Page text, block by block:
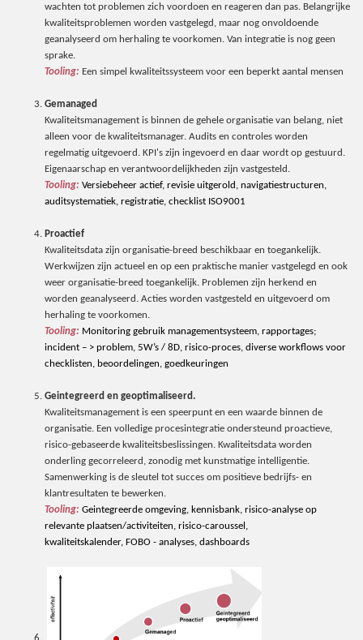
wachten tot problemen zich voordoen en reageren dan pas. Belangrijke
kwaliteitsproblemen worden vastgelegd, maar nog onvoldoende
geanalyseerd om herhaling te voorkomen. Van integratie is nog geen
sprake.
Tooling: Een simpel kwaliteitssysteem voor een beperkt aantal mensen
Gemanaged
Kwaliteitsmanagement is binnen de gehele organisatie van belang, niet
alleen voor de kwaliteitsmanager. Audits en controles worden
regelmatig uitgevoerd. KPI's zijn ingevoerd en daar wordt op gestuurd.
Eigenaarschap en verantwoordelijkheden zijn vastgesteld.
Tooling: Versiebeheer actief, revisie uitgerold, navigatiestructuren,
auditsystematiek, registratie, checklist ISO9001
Proactief
Kwaliteitsdata zijn organisatie-breed beschikbaar en toegankelijk.
Werkwijzen zijn actueel en op een praktische manier vastgelegd en ook
weer organisatie-breed toegankelijk. Problemen zijn herkend en
worden geanalyseerd. Acties worden vastgesteld en uitgevoerd om
herhaling te voorkomen.
Tooling: Monitoring gebruik managementsysteem, rapportages;
incident – > problem, 5W’s / 8D, risico-proces, diverse workflows voor
checklisten, beoordelingen, goedkeuringen
Geintegreerd en geoptimaliseerd.
Kwaliteitsmanagement is een speerpunt en een waarde binnen de
organisatie. Een volledige procesintegratie ondersteund proactieve,
risico-gebaseerde kwaliteitsbeslissingen. Kwaliteitsdata worden
onderling gecorreleerd, zonodig met kunstmatige intelligentie.
Samenwerking is de sleutel tot succes om positieve bedrijfs- en
klantresultaten te bewerken.
Tooling: Geintegreerde omgeving, kennisbank, risico-analyse op
relevante plaatsen/activiteiten, risico-caroussel ,
kwaliteitskalender, FOBO - analyses, dashboards